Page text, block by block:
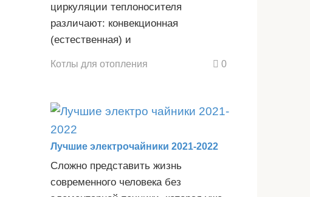
циркуляции теплоносителя
различают: конвекционная
(естественная) и
Котлы для отопления 0
Лучшие электрочайники 2021-2022
Сложно представить жизнь
современного человека без